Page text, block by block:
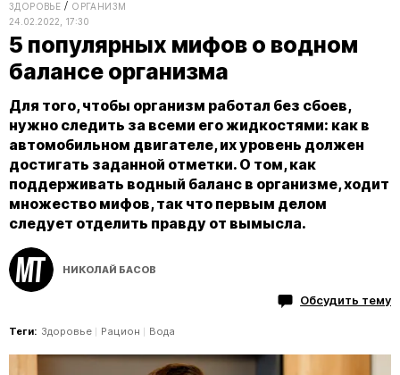
ЗДОРОВЬЕ
ОРГАНИЗМ
24.02.2022, 17:30
5 популярных мифов о водном
балансе организма
Для того, чтобы организм работал без сбоев,
нужно следить за всеми его жидкостями: как в
автомобильном двигателе, их уровень должен
достигать заданной отметки. О том, как
поддерживать водный баланс в организме, ходит
множество мифов, так что первым делом
следует отделить правду от вымысла.
НИКОЛАЙ БАСОВ
Обсудить тему
Теги: Здоровье Рацион Вода